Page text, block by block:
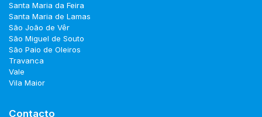
Santa Maria da Feira
Santa Maria de Lamas
São João de Vêr
São Miguel de Souto
São Paio de Oleiros
Travanca
Vale
Vila Maior
Contacto